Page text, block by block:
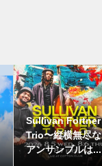
Sullivan Fortner
Trio〜縦横無尽な
アンサンブルは...